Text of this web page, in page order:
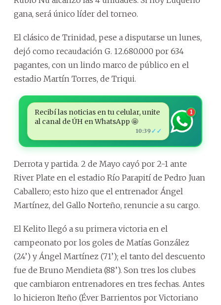
gana, será único líder del torneo.
El clásico de Trinidad, pese a disputarse un lunes,
dejó como recaudación G. 12.680.000 por 634
pagantes, con un lindo marco de público en el
estadio Martín Torres, de Triqui.
Recibí las noticias en tu celular, unite
al canal de ÚH en WhatsApp 🤩
10:39 ✓✓
1
Derrota y partida. 2 de Mayo cayó por 2-1 ante
River Plate en el estadio Río Parapití de Pedro Juan
Caballero; esto hizo que el entrenador Ángel
Martínez, del Gallo Norteño, renuncie a su cargo.
El Kelito llegó a su primera victoria en el
campeonato por los goles de Matías González
(24’) y Ángel Martínez (71’); el tanto del descuento
fue de Bruno Mendieta (88’). Son tres los clubes
que cambiaron entrenadores en tres fechas. Antes
lo hicieron Iteño (Éver Barrientos por Victoriano